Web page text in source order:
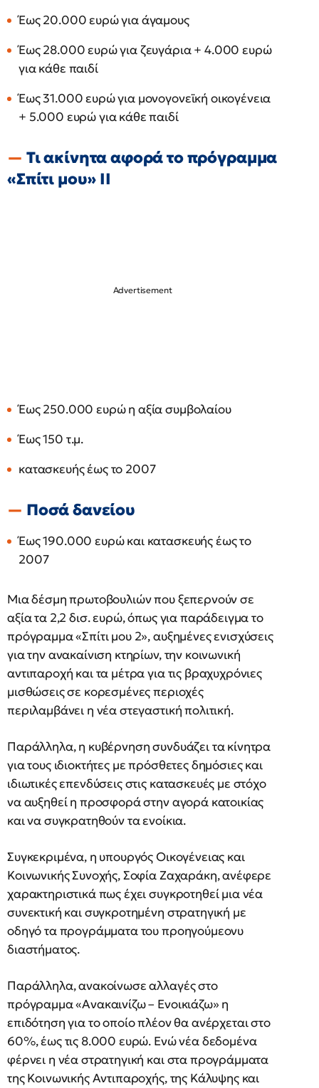
Έως 20.000 ευρώ για άγαμους
Έως 28.000 ευρώ για ζευγάρια + 4.000 ευρώ
για κάθε παιδί
Έως 31.000 ευρώ για μονογονεϊκή οικογένεια
+ 5.000 ευρώ για κάθε παιδί
Τι ακίνητα αφορά το πρόγραμμα
«Σπίτι μου» ΙΙ
Έως 250.000 ευρώ η αξία συμβολαίου
Έως 150 τ.μ.
κατασκευής έως το 2007
Ποσά δανείου
Έως 190.000 ευρώ και κατασκευής έως το
2007
Μια δέσμη πρωτοβουλιών που ξεπερνούν σε
αξία τα 2,2 δισ. ευρώ, όπως για παράδειγμα το
πρόγραμμα «Σπίτι μου 2», αυξημένες ενισχύσεις
για την ανακαίνιση κτηρίων, την κοινωνική
αντιπαροχή και τα μέτρα για τις βραχυχρόνιες
μισθώσεις σε κορεσμένες περιοχές
περιλαμβάνει η νέα στεγαστική πολιτική.
Παράλληλα, η κυβέρνηση συνδυάζει τα κίνητρα
για τους ιδιοκτήτες με πρόσθετες δημόσιες και
ιδιωτικές επενδύσεις στις κατασκευές με στόχο
να αυξηθεί η προσφορά στην αγορά κατοικίας
και να συγκρατηθούν τα ενοίκια.
Συγκεκριμένα, η υπουργός Οικογένειας και
Κοινωνικής Συνοχής, Σοφία Ζαχαράκη, ανέφερε
χαρακτηριστικά πως έχει συγκροτηθεί μια νέα
συνεκτική και συγκροτημένη στρατηγική με
οδηγό τα προγράμματα του προηγούμεονυ
διαστήματος.
Παράλληλα, ανακοίνωσε αλλαγές στο
πρόγραμμα «Ανακαινίζω – Ενοικιάζω» η
επιδότηση για το οποίο πλέον θα ανέρχεται στο
60%, έως τις 8.000 ευρώ. Ενώ νέα δεδομένα
φέρνει η νέα στρατηγική και στα προγράμματα
της Κοινωνικής Αντιπαροχής, της Κάλυψης και